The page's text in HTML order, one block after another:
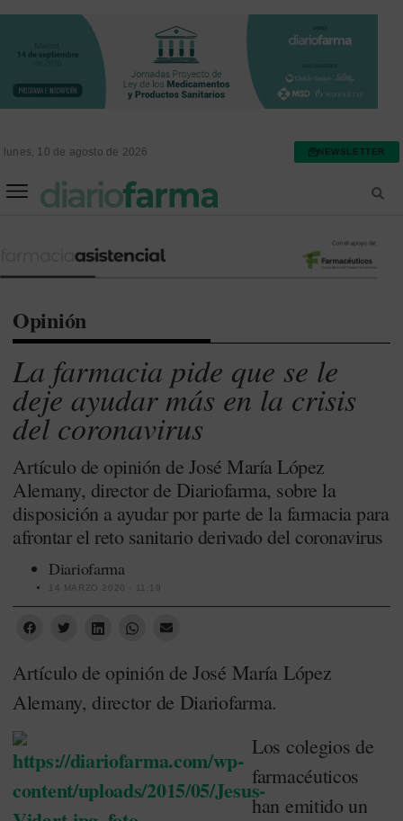
lunes, 10 de agosto de 2026 NEWSLETTER
Opinión
La farmacia pide que se le
deje ayudar más en la crisis
del coronavirus
Artículo de opinión de José María López
Alemany, director de Diariofarma, sobre la
disposición a ayudar por parte de la farmacia para
afrontar el reto sanitario derivado del coronavirus
Diariofarma
14 MARZO 2020 - 11:19
Artículo de opinión de José María López
Alemany, director de Diariofarma.
Los colegios de
farmacéuticos
han emitido un